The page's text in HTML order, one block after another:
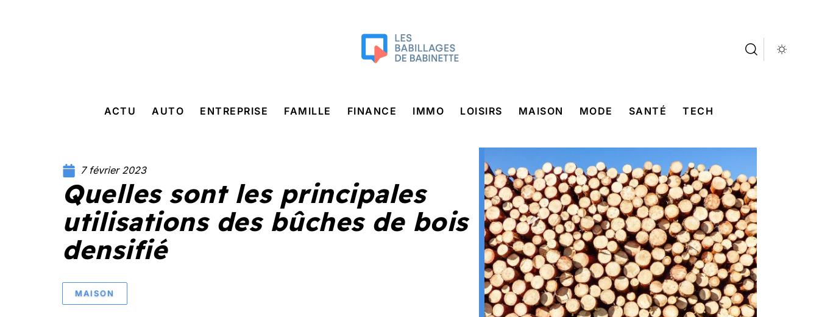
ACTU AUTO ENTREPRISE FAMILLE FINANCE IMMO LOISIRS MAISON MODE SANTÉ TECH
7 février 2023
Quelles sont les principales
utilisations des bûches de bois
densifié
MAISON